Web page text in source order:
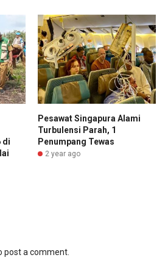
di
Pesawat Singapura Alami
Turbulensi Parah, 1
Penumpang Tewas
2 year ago
post a comment.